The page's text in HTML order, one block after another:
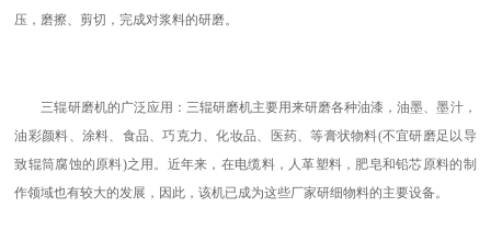
压，磨擦、剪切，完成对浆料的研磨。
三辊研磨机的广泛应用：三辊研磨机主要用来研磨各种油漆，油墨、墨汁，
油彩颜料、涂料、食品、巧克力、化妆品、医药、等膏状物料(不宜研磨足以导
致辊筒腐蚀的原料)之用。近年来，在电缆料，人革塑料，肥皂和铅芯原料的制
作领域也有较大的发展，因此，该机已成为这些厂家研细物料的主要设备。